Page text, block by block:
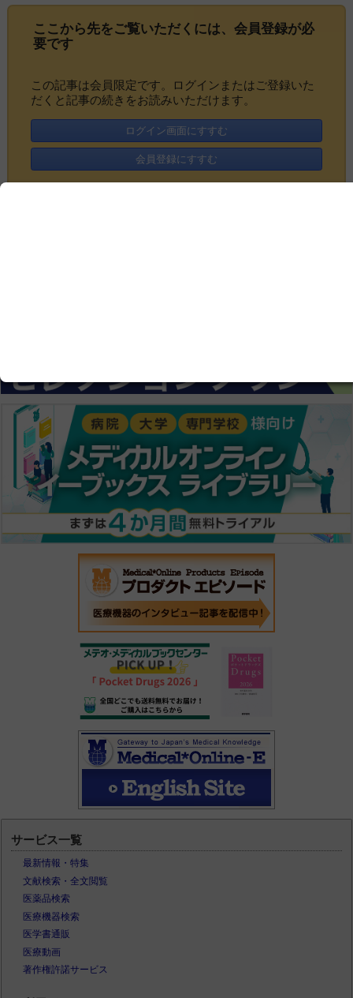
ここから先をご覧いただくには、 会員登録が必
要です
この記事は会員限定です。ログインまたはご登録いた
だくと記事の続きをお読みいただけます。
ログイン画面にすすむ
会員登録にすすむ
サービス一覧
最新情報・特集
文献検索・全文閲覧
医薬品検索
医療機器検索
医学書通販
医療動画
著作権許諾サービス